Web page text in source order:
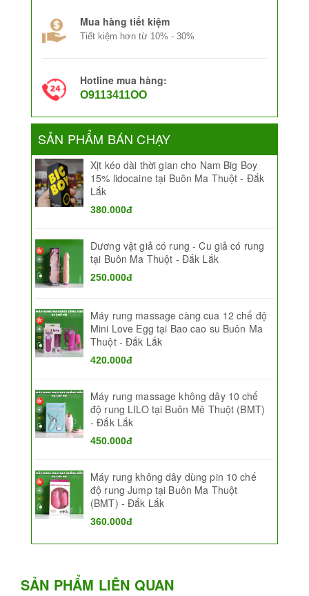
Mua hàng tiết kiệm
Tiết kiệm hơn từ 10% - 30%
Hotline mua hàng:
O9113411OO
SẢN PHẨM BÁN CHẠY
Xịt kéo dài thời gian cho Nam Big Boy
15% lidocaine tại Buôn Ma Thuột - Đắk
Lắk
380.000đ
Dương vật giả có rung - Cu giả có rung
tại Buôn Ma Thuột - Đắk Lắk
250.000đ
Máy rung massage càng cua 12 chế độ
Mini Love Egg tại Bao cao su Buôn Ma
Thuột - Đắk Lắk
420.000đ
Máy rung massage không dây 10 chế
độ rung LILO tại Buôn Mê Thuột (BMT)
- Đắk Lắk
450.000đ
Máy rung không dây dùng pin 10 chế
độ rung Jump tại Buôn Ma Thuột
(BMT) - Đắk Lắk
360.000đ
SẢN PHẨM LIÊN QUAN